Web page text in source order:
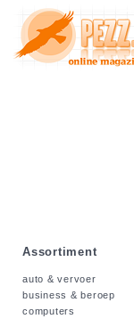
Assortiment
auto & vervoer
business & beroep
computers